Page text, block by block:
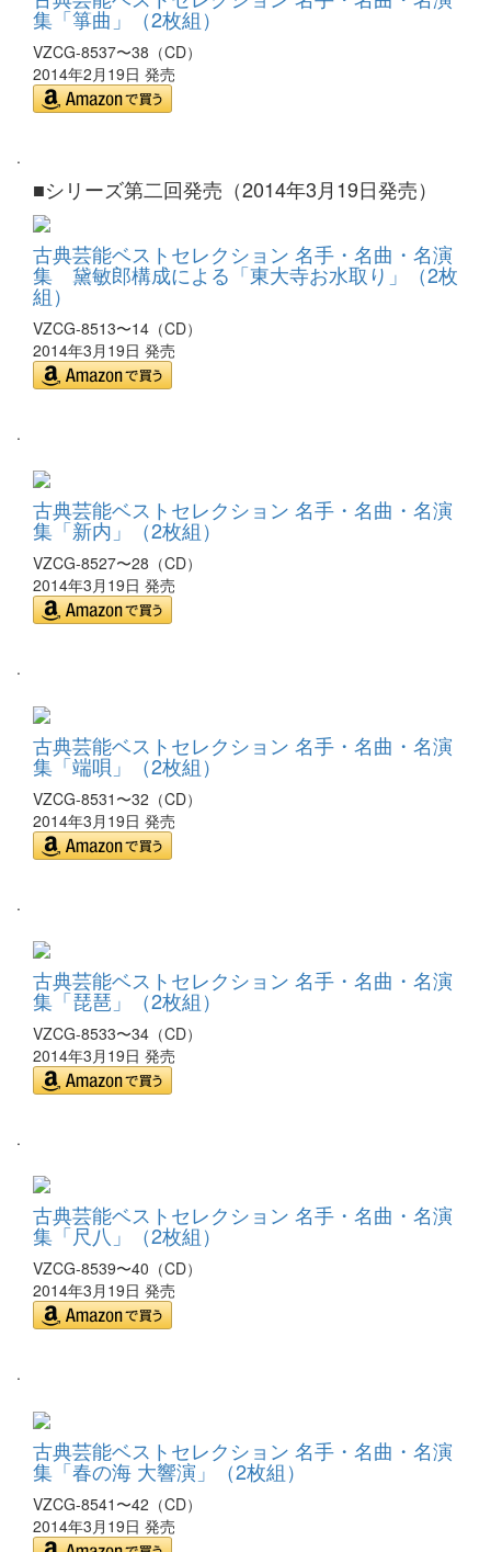
集「箏曲」（2枚組）
VZCG-8537〜38（CD）
2014年2月19日 発売
.
■シリーズ第二回発売（2014年3月19日発売）
古典芸能ベストセレクション 名手・名曲・名演
集 黛敏郎構成による「東大寺お水取り」（2枚
組）
VZCG-8513〜14（CD）
2014年3月19日 発売
.
古典芸能ベストセレクション 名手・名曲・名演
集「新内」（2枚組）
VZCG-8527〜28（CD）
2014年3月19日 発売
.
古典芸能ベストセレクション 名手・名曲・名演
集「端唄」（2枚組）
VZCG-8531〜32（CD）
2014年3月19日 発売
.
古典芸能ベストセレクション 名手・名曲・名演
集「琵琶」（2枚組）
VZCG-8533〜34（CD）
2014年3月19日 発売
.
古典芸能ベストセレクション 名手・名曲・名演
集「尺八」（2枚組）
VZCG-8539〜40（CD）
2014年3月19日 発売
.
古典芸能ベストセレクション 名手・名曲・名演
集「春の海 大響演」（2枚組）
VZCG-8541〜42（CD）
2014年3月19日 発売